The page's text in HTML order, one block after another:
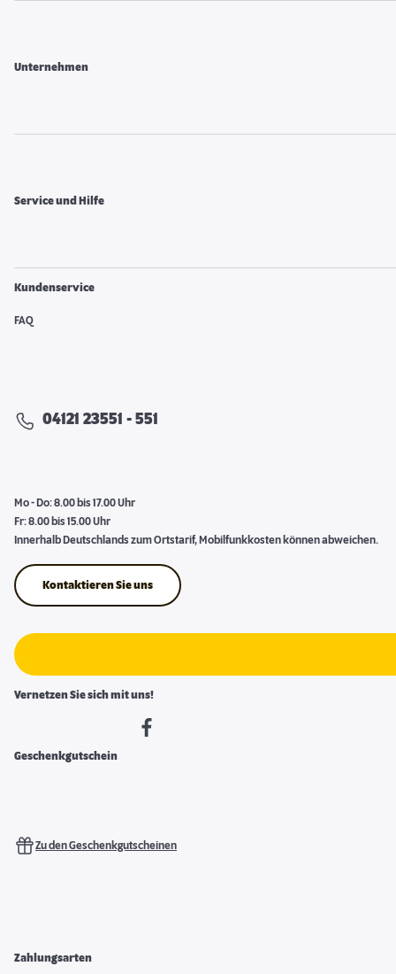
Unternehmen
Service und Hilfe
Kundenservice
FAQ
04121 23551 - 551
Mo - Do: 8.00 bis 17.00 Uhr
Fr: 8.00 bis 15.00 Uhr
Innerhalb Deutschlands zum Ortstarif, Mobilfunkkosten können abweichen.
Kontaktieren Sie uns
Vernetzen Sie sich mit uns!
Geschenkgutschein
Zu den Geschenkgutscheinen
Zahlungsarten